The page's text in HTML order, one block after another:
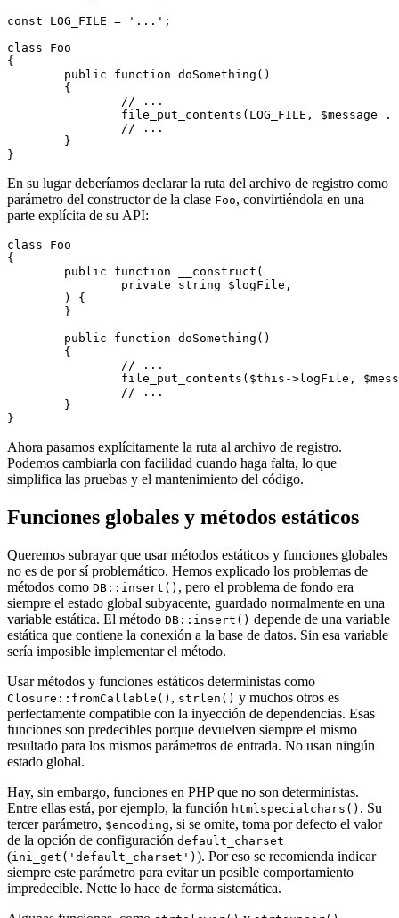
const LOG_FILE = '...';
class Foo
{
En su lugar deberíamos declarar la ruta del archivo de registro como
parámetro del constructor de la clase Foo, convirtiéndola en una
parte explícita de su API:
class Foo
{
Ahora pasamos explícitamente la ruta al archivo de registro.
Podemos cambiarla con facilidad cuando haga falta, lo que
simplifica las pruebas y el mantenimiento del código.
Funciones globales y métodos estáticos
Queremos subrayar que usar métodos estáticos y funciones globales
no es de por sí problemático. Hemos explicado los problemas de
métodos como DB::insert() , pero el problema de fondo era
siempre el estado global subyacente, guardado normalmente en una
variable estática. El método DB::insert() depende de una variable
estática que contiene la conexión a la base de datos. Sin esa variable
sería imposible implementar el método.
Usar métodos y funciones estáticos deterministas como
Closure::fromCallable() , strlen() y muchos otros es
perfectamente compatible con la inyección de dependencias. Esas
funciones son predecibles porque devuelven siempre el mismo
resultado para los mismos parámetros de entrada. No usan ningún
estado global.
Hay, sin embargo, funciones en PHP que no son deterministas.
Entre ellas está, por ejemplo, la función htmlspecialchars() . Su
tercer parámetro, $encoding, si se omite, toma por defecto el valor
de la opción de configuración default_charset
(ini_get('default_charset') ). Por eso se recomienda indicar
siempre este parámetro para evitar un posible comportamiento
impredecible. Nette lo hace de forma sistemática.